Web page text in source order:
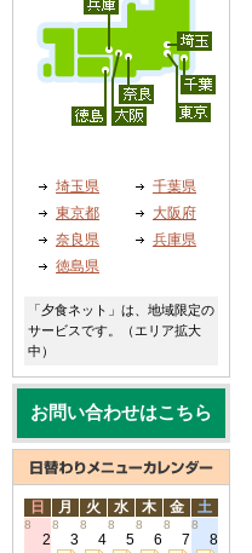
埼玉県
千葉県
東京都
大阪府
奈良県
兵庫県
徳島県
「夕食ネット」は、地域限定の
サービスです。（エリア拡大
中）
お問い合わせはこちら
日 月 火 水 木 金 土
8
2
8
3
8
4
8
5
8
6
8
7
8
8